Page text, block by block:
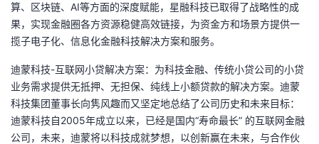
算、区块链、AI等方面的深度赋能，星融科技已取得了战略性的成
果，实现金融圈各方资源稳健高效链接，为资金方和场景方提供一
揽子电子化、信息化金融科技解决方案和服务。
迪蒙科技-互联网小贷解决方案：为科技金融、传统小贷公司的小贷
业务需求提供无抵押、无担保、纯线上小额贷款的解决方案。迪蒙
科技集团董事长向隽风趣而又坚定地总结了公司历史和未来目标：
迪蒙科技自2005年成立以来，已经是国内“寿命最长” 的互联网金融
公司，未来，迪蒙将以科技成就梦想，以创新赢在未来，与合作伙